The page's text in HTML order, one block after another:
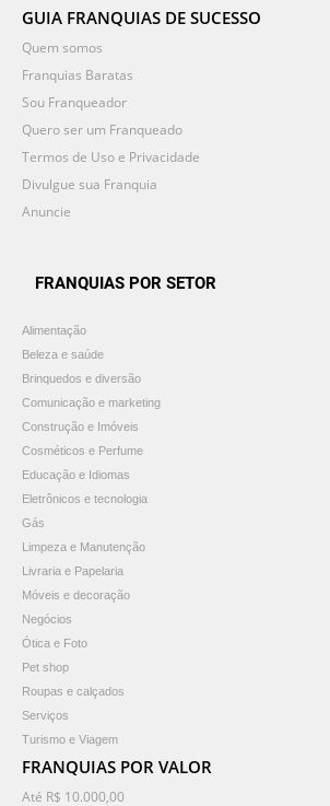
GUIA FRANQUIAS DE SUCESSO
Quem somos
Franquias Baratas
Sou Franqueador
Quero ser um Franqueado
Termos de Uso e Privacidade
Divulgue sua Franquia
Anuncie
FRANQUIAS POR SETOR
Alimentação
Beleza e saúde
Brinquedos e diversão
Comunicação e marketing
Construção e Imóveis
Cosméticos e Perfume
Educação e Idiomas
Eletrônicos e tecnologia
Gás
Limpeza e Manutenção
Livraria e Papelaria
Móveis e decoração
Negócios
Ótica e Foto
Pet shop
Roupas e calçados
Serviços
Turismo e Viagem
FRANQUIAS POR VALOR
Até R$ 10.000,00